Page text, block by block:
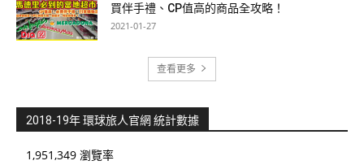
買伴手禮、CP值高的商品全攻略！
2021-01-27
查看更多
2018-19年 環球旅人官網 統計數據
1,951,349 瀏覽率